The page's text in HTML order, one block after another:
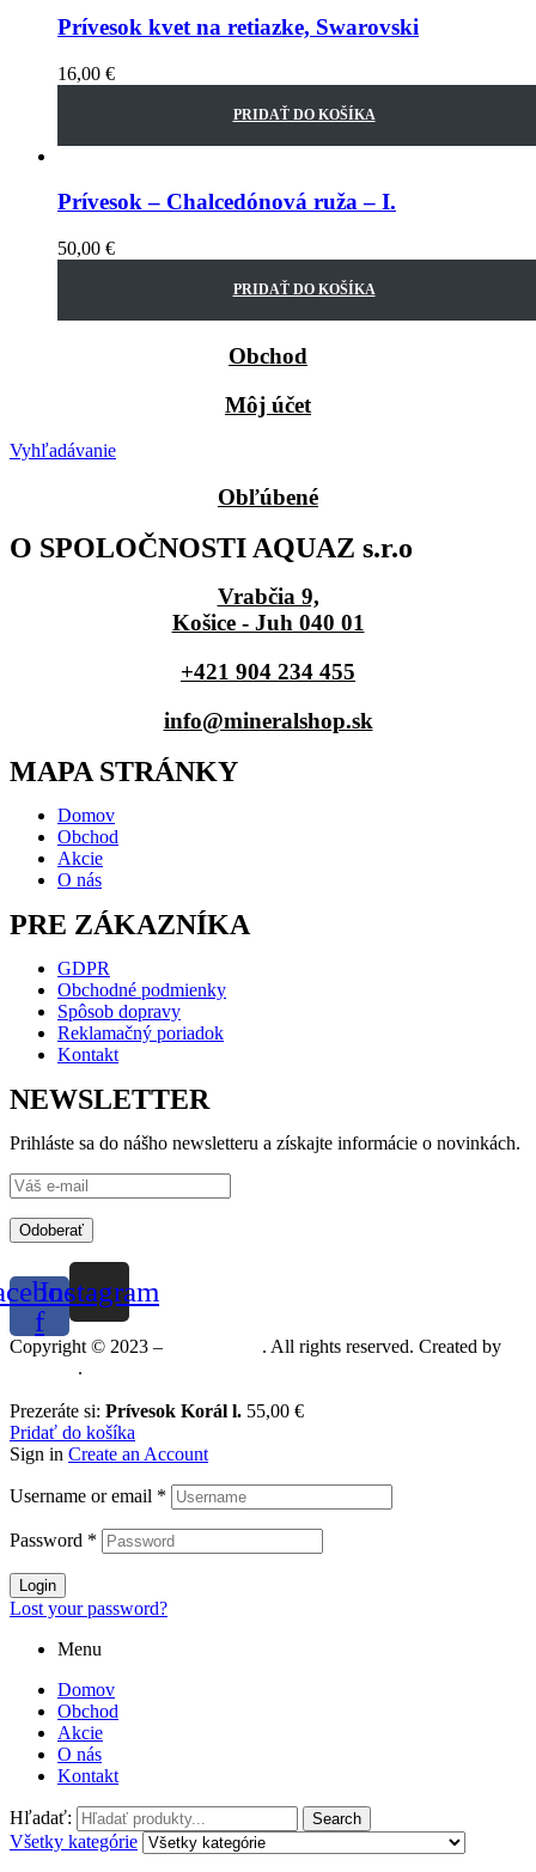
Prívesok kvet na retiazke, Swarovski
16,00 €
PRIDAŤ DO KOŠÍKA
Prívesok – Chalcedónová ruža – I.
50,00 €
PRIDAŤ DO KOŠÍKA
Obchod
Môj účet
Vyhľadávanie
Obľúbené
O SPOLOČNOSTI AQUAZ s.r.o
Vrabčia 9,
Košice - Juh 040 01
+421 904 234 455
info@mineralshop.sk
MAPA STRÁNKY
Domov
Obchod
Akcie
O nás
PRE ZÁKAZNÍKA
GDPR
Obchodné podmienky
Spôsob dopravy
Reklamačný poriadok
Kontakt
NEWSLETTER
Prihláste sa do nášho newsletteru a získajte informácie o novinkách.
Odoberať
f
Instagram
Copyright © 2023 –
. All rights reserved. Created by
.
Prezeráte si: Prívesok Korál l. 55,00 €
Pridať do košíka
Sign in Create an Account
Username or email *
Password *
Login
Lost your password?
Menu
Domov
Obchod
Akcie
O nás
Kontakt
Hľadať: Search
Všetky kategórie